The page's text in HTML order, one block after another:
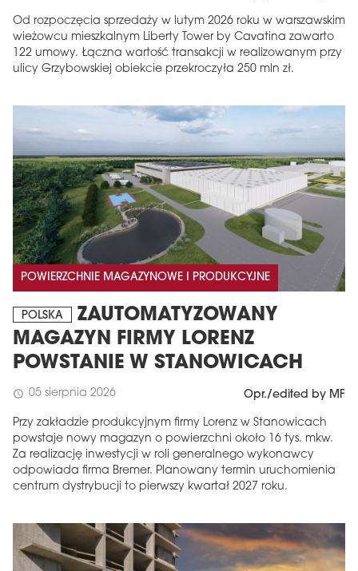
Od rozpoczęcia sprzedaży w lutym 2026 roku w warszawskim
wieżowcu mieszkalnym Liberty Tower by Cavatina zawarto
122 umowy. Łączna wartość transakcji w realizowanym przy
ulicy Grzybowskiej obiekcie przekroczyła 250 mln zł.
POWIERZCHNIE MAGAZYNOWE I PRODUKCYJNE
POLSKA
ZAUTOMATYZOWANY
MAGAZYN FIRMY LORENZ
POWSTANIE W STANOWICACH
schedule 05 sierpnia 2026 Opr./edited by MF
Przy zakładzie produkcyjnym firmy Lorenz w Stanowicach
powstaje nowy magazyn o powierzchni około 16 tys. mkw.
Za realizację inwestycji w roli generalnego wykonawcy
odpowiada firma Bremer. Planowany termin uruchomienia
centrum dystrybucji to pierwszy kwartał 2027 roku.